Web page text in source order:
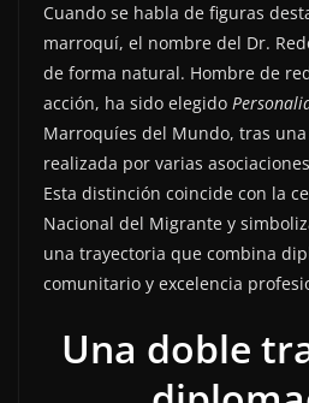
Cuando se habla de figuras
marroquí, el nombre del Dr.
de forma natural. Hombre de
acción, ha sido elegido
Marroquíes del Mundo, tras
realizada por varias
Esta distinción coincide con la
Nacional del Migrante y
una trayectoria que combina
comunitario y excelencia
Una doble